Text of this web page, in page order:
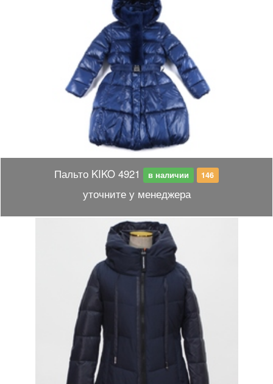
Пальто KIKO 4921 в наличии 146
уточните у менеджера